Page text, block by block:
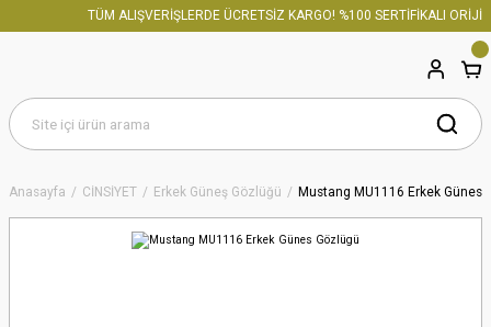
TÜM ALIŞVERİŞLERDE ÜCRETSİZ KARGO! %100 SERTİFİKALI
Anasayfa CİNSİYET Erkek Güneş Gözlüğü Mustang MU1116 Erkek Günes